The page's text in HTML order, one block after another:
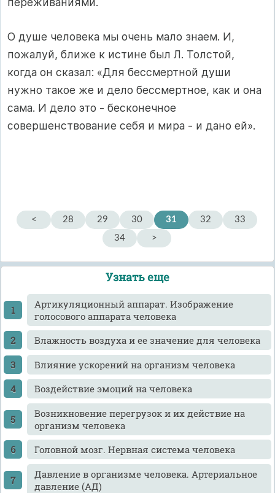
О душе человека мы очень мало знаем. И,
пожалуй, ближе к истине был Л. Толстой,
когда он сказал: «Для бессмертной души
нужно такое же и дело бессмертное, как и она
сама. И дело это - бесконечное
совершенствование себя и мира - и дано ей».
< 28 29 30 31 32
33
34
>
Узнать еще
Артикуляционный аппарат. Изображение
голосового аппарата человека
Влажность воздуха и ее значение для человека
Влияние ускорений на организм человека
Воздействие эмоций на человека
Возникновение перегрузок и их действие на
организм человека
Головной мозг. Нервная система человека
Давление в организме человека. Артериальное
давление (АД)